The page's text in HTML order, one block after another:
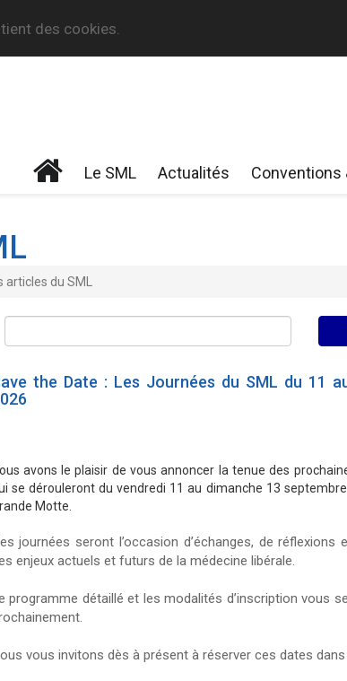
des cookies.
Le SML Actualités Conventions
articles du SML
the Date : Les Journées du SML du 11
avons le plaisir de vous annoncer la tenue des
se dérouleront du vendredi 11 au dimanche 13
Motte.
journées seront l’occasion d’échanges, de réflexions
enjeux actuels et futurs de la médecine libérale.
programme détaillé et les modalités d’inscription vous
vous invitons dès à présent à réserver ces dates